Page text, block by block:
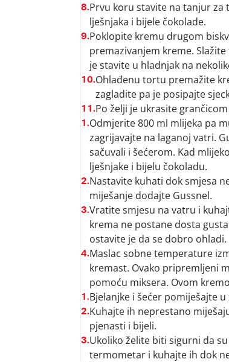
8.Prvu koru stavite na tanjur
lješnjaka i bijele čokolade.
9.Poklopite kremu drugom
premazivanjem kreme.
je stavite u hladnjak na
10.Ohlađenu tortu premažite
zagladite pa je posipajte
11.Po želji je ukrasite
1.Odmjerite 800 ml mlijeka pa
zagrijavajte na laganoj vatri.
sačuvali i šećerom. Kad
lješnjake i bijelu čokoladu.
2.Nastavite kuhati dok smjesa
miješanje dodajte Gussnel.
3.Vratite smjesu na vatru i
krema ne postane dosta
ostavite je da se dobro ohladi.
4.Maslac sobne temperature
kremast. Ovako pripremljeni
pomoću miksera. Ovom
1.Bjelanjke i šećer pomiješajte
2.Kuhajte ih neprestano
pjenasti i bijeli.
3.Ukoliko želite biti sigurni da
termometar i kuhajte ih dok